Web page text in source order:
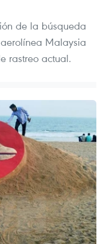
de la búsqueda
Malaysia
rastreo actual.